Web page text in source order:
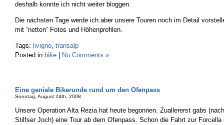
deshalb konnte ich nicht weiter bloggen.
Die nächsten Tage werde ich aber unsere Touren noch im Detail
mit “netten” Fotos und Höhenprofilen.
Tags: livigno, transalp
Posted in bike No Comments »
Eine geniale Bikerunde rund um den Ofenpass
Sonntag, August 24th, 2008
Unsere Operation Alta Rezia hat heute begonnen. Zuallererst gabs
Stilfser Joch) eine Tour ab dem Ofenpass. Schon die Fahrt zur